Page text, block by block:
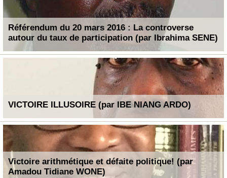
Référendum du 20 mars 2016 : La controverse
autour du taux de participation (par Ibrahima SENE)
VICTOIRE ILLUSOIRE (par IBE NIANG ARDO)
Victoire arithmétique et défaite politique! (par
Amadou Tidiane WONE)